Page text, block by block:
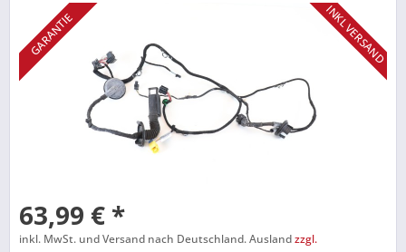
GARANTIE INKL VERSAND
63,99 € *
inkl. MwSt. und Versand nach Deutschland. Auslandzzgl.